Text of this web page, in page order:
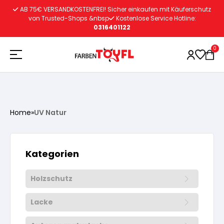
Vorbereitung
Wasserlösliche Grundierung
Lösemittelhältige Grundierung
Lacke
Wasserlösliche Grundierung
Vorbereitung
Innenfarben
AB 75€ VERSANDKOSTENFREI! Sicher einkaufen mit Käuferschutz
von Trusted-Shops &nbsp
Kostenlose Service Hotline:
0316401122
0
Home»UV Natur
Kategorien
Holzschutz
Vorbereitung
Wasserlösliche Grundierung
Lacke